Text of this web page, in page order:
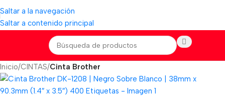
Saltar a la navegación
Saltar a contenido principal
Inicio CINTAS Cinta Brother